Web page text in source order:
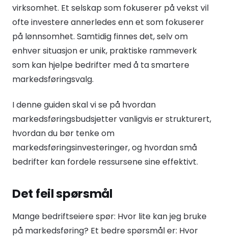
virksomhet. Et selskap som fokuserer på vekst vil
ofte investere annerledes enn et som fokuserer
på lønnsomhet. Samtidig finnes det, selv om
enhver situasjon er unik, praktiske rammeverk
som kan hjelpe bedrifter med å ta smartere
markedsføringsvalg.
I denne guiden skal vi se på hvordan
markedsføringsbudsjetter vanligvis er strukturert,
hvordan du bør tenke om
markedsføringsinvesteringer, og hvordan små
bedrifter kan fordele ressursene sine effektivt.
Det feil spørsmål
Mange bedriftseiere spør: Hvor lite kan jeg bruke
på markedsføring? Et bedre spørsmål er: Hvor